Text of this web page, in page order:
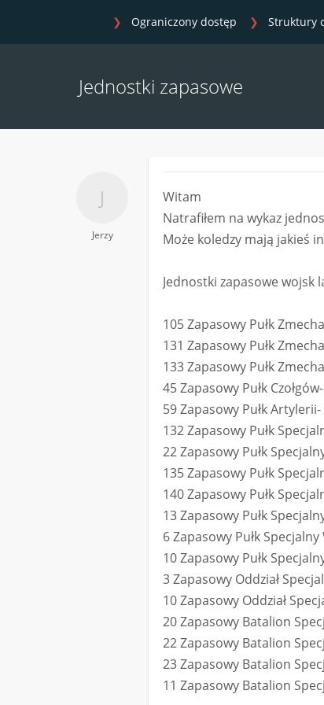
Ograniczony dostęp Struktury
Jednostki zapasowe
Jerzy
Witam
Natrafiłem na wykaz
Może koledzy mają jakieś
Jednostki zapasowe wojsk
105 Zapasowy Pułk
131 Zapasowy Pułk
133 Zapasowy Pułk
45 Zapasowy Pułk
59 Zapasowy Pułk Artylerii-
132 Zapasowy Pułk
22 Zapasowy Pułk
135 Zapasowy Pułk
140 Zapasowy Pułk
13 Zapasowy Pułk
6 Zapasowy Pułk
10 Zapasowy Pułk
3 Zapasowy Oddział
10 Zapasowy Oddział
20 Zapasowy Batalion
22 Zapasowy Batalion
23 Zapasowy Batalion
11 Zapasowy Batalion